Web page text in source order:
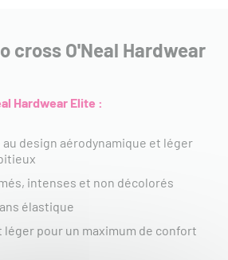
cross O'Neal Hardwear
Hardwear Elite :
design aérodynamique et léger
intenses et non décolorés
élastique
léger pour un maximum de confort